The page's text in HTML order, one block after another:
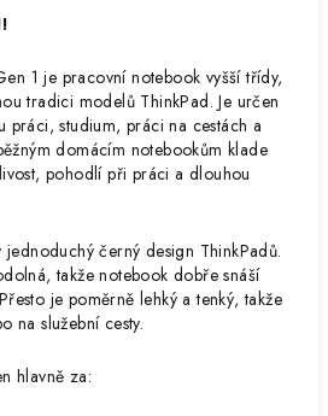
1 je pracovní notebook vyšší třídy,
tradici modelů ThinkPad. Je určen
práci, studium, práci na cestách a
domácím notebookům klade
pohodlí při práci a dlouhou
černý design ThinkPadů.
takže notebook dobře snáší
je poměrně lehký a tenký, takže
na služební cesty.
hlavně za: